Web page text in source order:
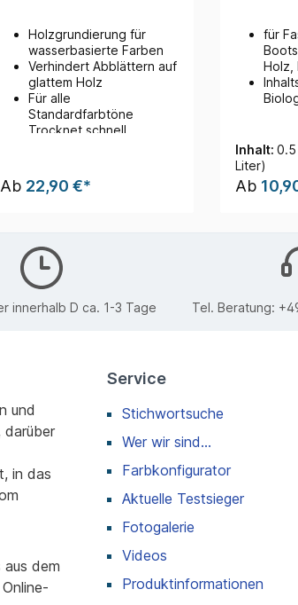
Holzgrundierung für
wasserbasierte Farben
Verhindert Abblättern auf
glattem Holz
Für alle
Standardfarbtöne
Trocknet schnell
Ab 22,90 €*
für
Holz,
Inhalt:
Liter)
Ab
innerhalb D ca. 1-3 Tage Tel. Beratung:
und
darüber
in das
dem
Service
Stichwortsuche
Wer wir sind...
Farbkonfigurator
Aktuelle Testsieger
Fotogalerie
Videos
Produktinformationen